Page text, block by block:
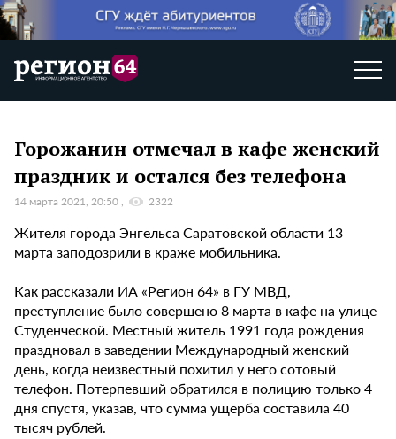
Горожанин отмечал в кафе женский
праздник и остался без телефона
14 марта 2021, 20:50 2322
Жителя города Энгельса Саратовской области 13
марта заподозрили в краже мобильника.
Как рассказали ИА «Регион 64» в ГУ МВД,
преступление было совершено 8 марта в кафе на улице
Студенческой. Местный житель 1991 года рождения
праздновал в заведении Международный женский
день, когда неизвестный похитил у него сотовый
телефон. Потерпевший обратился в полицию только 4
дня спустя, указав, что сумма ущерба составила 40
тысяч рублей.